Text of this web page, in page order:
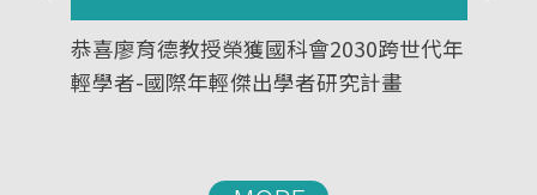
恭喜廖育德教授榮獲國科會2030跨世代年
輕學者-國際年輕傑出學者研究計畫